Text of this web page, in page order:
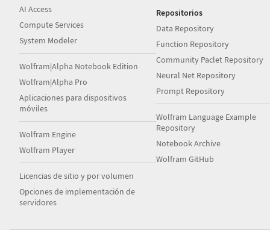
AI Access
Compute Services
System Modeler
Wolfram|Alpha Notebook Edition
Wolfram|Alpha Pro
Aplicaciones para dispositivos
móviles
Wolfram Engine
Wolfram Player
Licencias de sitio y por volumen
Opciones de implementación de
servidores
Repositorios
Data Repository
Function Repository
Community Paclet Repository
Neural Net Repository
Prompt Repository
Wolfram Language Example
Repository
Notebook Archive
Wolfram GitHub